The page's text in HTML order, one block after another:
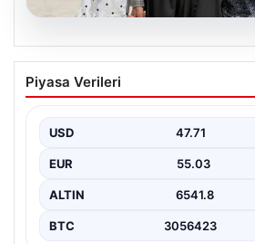
05.08.2026
Yıldırım ailesinin 34
Anıtkabir hayali gerçek
Zeynep Yıldırım (59), tam 34 yıl
Piyasa Verileri
USD 47.71
EUR 55.03
ALTIN 6541.8
BTC 3056423